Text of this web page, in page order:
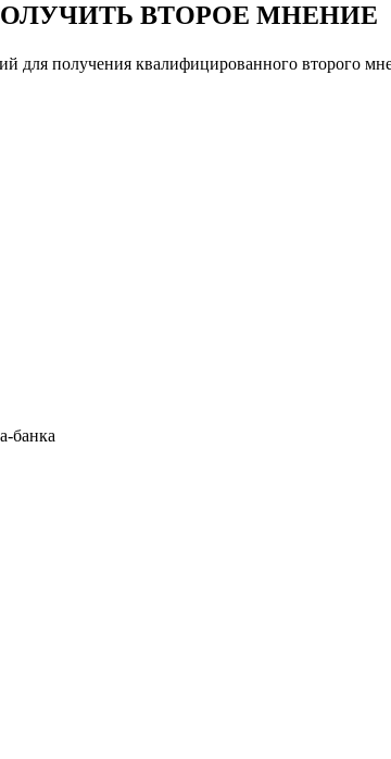
ВТОРОЕ МНЕНИЕ
для получения квалифицированного второго
банка